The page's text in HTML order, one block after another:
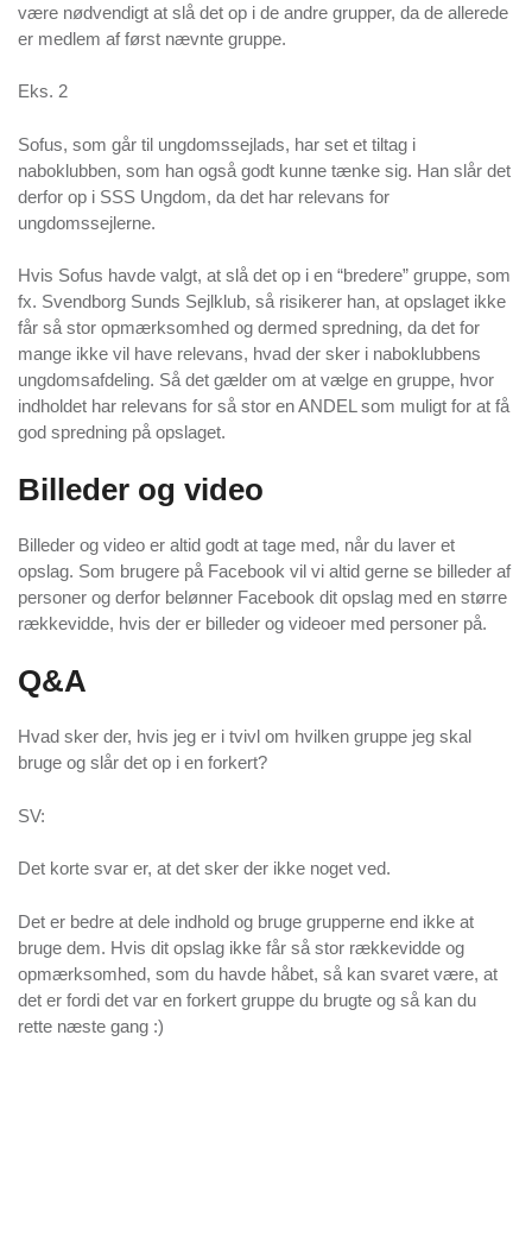
være nødvendigt at slå det op i de andre grupper, da de allerede
er medlem af først nævnte gruppe.
Eks. 2
Sofus, som går til ungdomssejlads, har set et tiltag i
naboklubben, som han også godt kunne tænke sig. Han slår det
derfor op i SSS Ungdom, da det har relevans for
ungdomssejlerne.
Hvis Sofus havde valgt, at slå det op i en “bredere” gruppe, som
fx. Svendborg Sunds Sejlklub, så risikerer han, at opslaget ikke
får så stor opmærksomhed og dermed spredning, da det for
mange ikke vil have relevans, hvad der sker i naboklubbens
ungdomsafdeling. Så det gælder om at vælge en gruppe, hvor
indholdet har relevans for så stor en ANDEL som muligt for at få
god spredning på opslaget.
Billeder og video
Billeder og video er altid godt at tage med, når du laver et
opslag. Som brugere på Facebook vil vi altid gerne se billeder af
personer og derfor belønner Facebook dit opslag med en større
rækkevidde, hvis der er billeder og videoer med personer på.
Q&A
Hvad sker der, hvis jeg er i tvivl om hvilken gruppe jeg skal
bruge og slår det op i en forkert?
SV:
Det korte svar er, at det sker der ikke noget ved.
Det er bedre at dele indhold og bruge grupperne end ikke at
bruge dem. Hvis dit opslag ikke får så stor rækkevidde og
opmærksomhed, som du havde håbet, så kan svaret være, at
det er fordi det var en forkert gruppe du brugte og så kan du
rette næste gang :)